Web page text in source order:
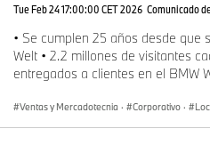
Tue Feb 24 17:00:00 CET 2026 Comunicado
• Se cumplen 25 años desde que
Welt • 2.2 millones de visitantes
entregados a clientes en el BMW
Ventas y Mercadotecnia · Corporativo ·